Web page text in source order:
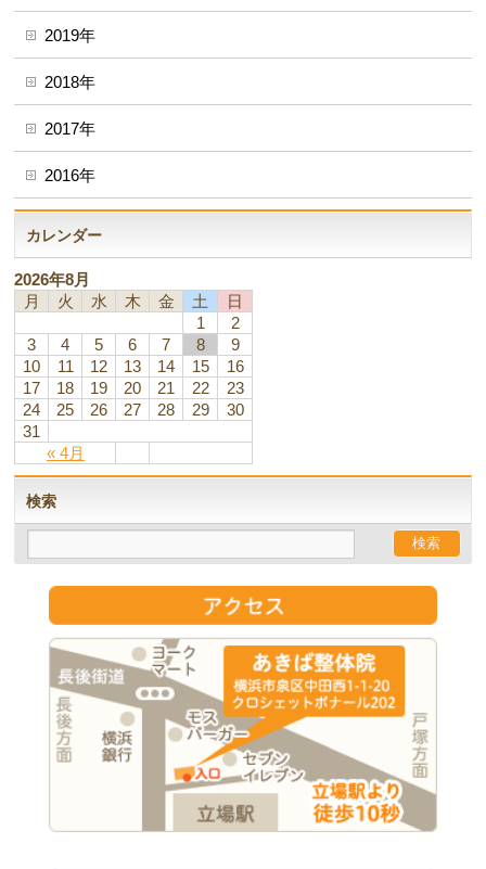
2019年
2018年
2017年
2016年
カレンダー
2026年8月
月
火 水 木 金 土 日
« 4月
1
2
3
4 5 6 7 8
9
10
11 12 13 14 15
16
17
18 19 20 21 22
23
24
25 26 27 28 29
30
31
検索